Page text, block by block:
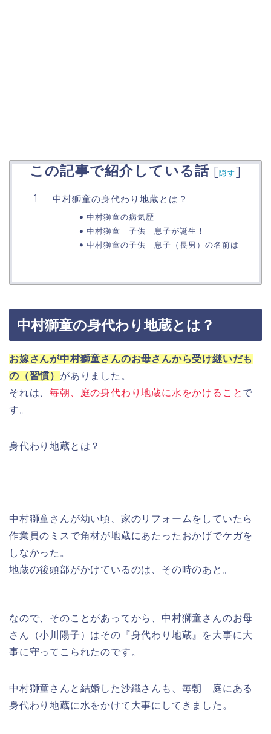
この記事で紹介している話 [隠す]
中村獅童の身代わり地蔵とは？
中村獅童の病気歴
中村獅童 子供 息子が誕生！
中村獅童の子供 息子（長男）の名前は
中村獅童の身代わり地蔵とは？
お嫁さんが中村獅童さんのお母さんから受け継いだも
の（習慣） がありました。
それは、毎朝、庭の身代わり地蔵に水をかけること で
す。
身代わり地蔵とは？
中村獅童さんが幼い頃、家のリフォームをしていたら
作業員のミスで角材が地蔵にあたったおかげでケガを
しなかった。
地蔵の後頭部がかけているのは、その時のあと。
なので、そのことがあってから、中村獅童さんのお母
さん（小川陽子）はその『身代わり地蔵』を大事に大
事に守ってこられたのです。
中村獅童さんと結婚した沙織さんも、毎朝 庭にある
身代わり地蔵に水をかけて大事にしてきました。